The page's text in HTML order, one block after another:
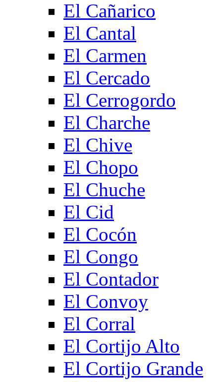
El Cañarico
El Cantal
El Carmen
El Cercado
El Cerrogordo
El Charche
El Chive
El Chopo
El Chuche
El Cid
El Cocón
El Congo
El Contador
El Convoy
El Corral
El Cortijo Alto
El Cortijo Grande